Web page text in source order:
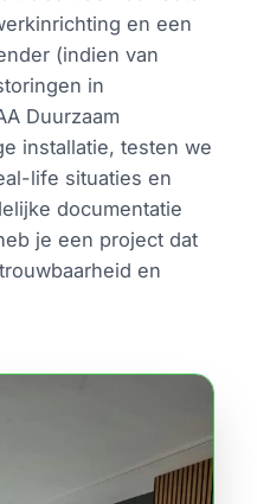
en een
(indien van
in
Duurzaam
installatie, testen we
life situaties en
documentatie
je een project dat
en